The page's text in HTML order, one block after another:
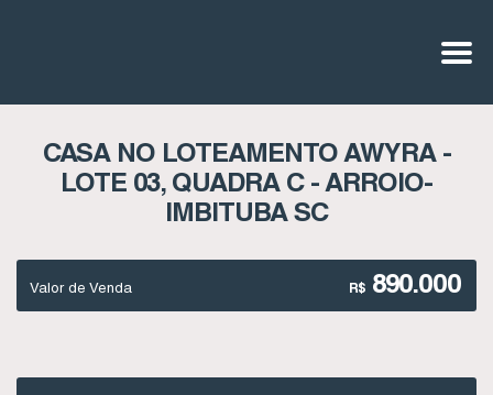
CASA NO LOTEAMENTO AWYRA -
LOTE 03, QUADRA C - ARROIO-
IMBITUBA SC
R$ 890.000
Valor de Venda